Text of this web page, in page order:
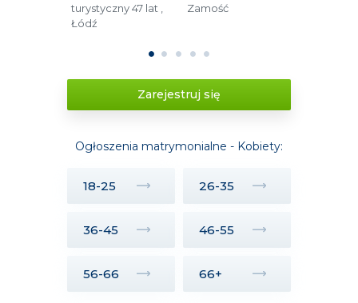
turystyczny 47 lat ,
Łódź
Zamość
1 2 3 4 5
Zarejestruj się
Ogłoszenia matrymonialne - Kobiety:
18-25 26-35
36-45 46-55
56-66 66+